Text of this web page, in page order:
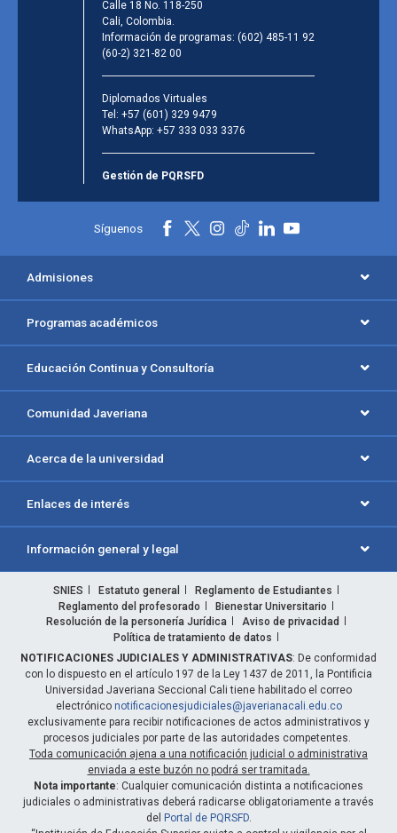
Calle 18 No. 118-250
Cali, Colombia.
Información de programas: (602) 485-11 92
(60-2) 321-82 00
Diplomados Virtuales
Tel: +57 (601) 329 9479
WhatsApp: +57 333 033 3376
Gestión de PQRSFD
Síguenos
Admisiones
Programas académicos
Educación Continua y Consultoría
Comunidad Javeriana
Acerca de la universidad
Enlaces de interés
Información general y legal
SNIES Estatuto general
Reglamento de Estudiantes
Reglamento del profesorado
Bienestar Universitario
Resolución de la personería Jurídica
Aviso de privacidad
Política de tratamiento de datos
NOTIFICACIONES JUDICIALES Y ADMINISTRATIVAS: De conformidad
con lo dispuesto en el artículo 197 de la Ley 1437 de 2011, la Pontificia
Universidad Javeriana Seccional Cali tiene habilitado el correo
electrónico notificacionesjudiciales@javerianacali.edu.co
exclusivamente para recibir notificaciones de actos administrativos y
procesos judiciales por parte de las autoridades competentes.
Toda comunicación ajena a una notificación judicial o administrativa
enviada a este buzón no podrá ser tramitada.
Nota importante: Cualquier comunicación distinta a notificaciones
judiciales o administrativas deberá radicarse obligatoriamente a través
del Portal de PQRSFD.